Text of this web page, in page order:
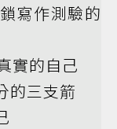
寫作測驗的
實的自己
的三支箭